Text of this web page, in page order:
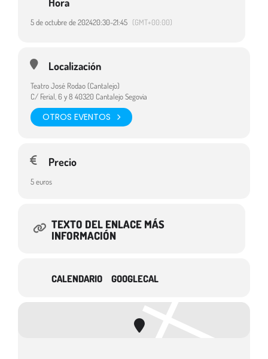
5 de octubre de 202420:30-21:45 (GMT+00:00)
Localización
Teatro José Rodao (Cantalejo)
C/ Ferial, 6 y 8 40320 Cantalejo Segovia
OTROS EVENTOS
Precio
5 euros
TEXTO DEL ENLACE MÁS
INFORMACIÓN
CALENDARIO GOOGLECAL